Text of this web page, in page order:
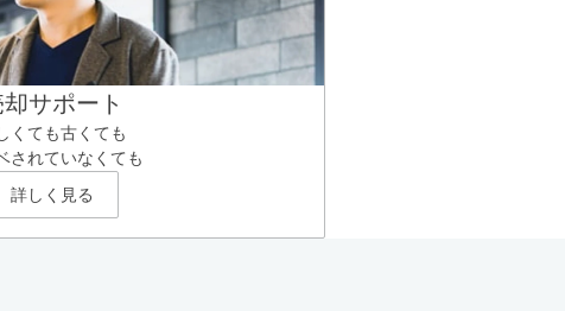
サポート
くても古くても
されていなくても
詳しく見る